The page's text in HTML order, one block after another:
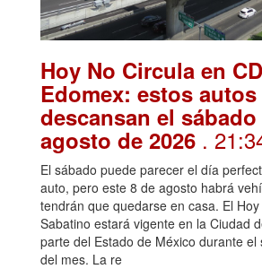
Hoy No Circula en
Edomex: estos autos
descansan el sábado
agosto de 2026 .
El sábado puede parecer el día
auto, pero este 8 de agosto habrá
tendrán que quedarse en casa. El
Sabatino estará vigente en la Ciudad
parte del Estado de México durante el
del mes. La re